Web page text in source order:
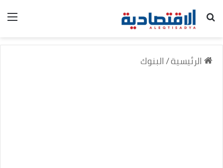
بحث عن
الرئيسية/البنوك